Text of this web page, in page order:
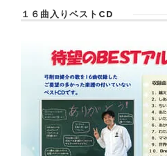
１６曲入りベストCD